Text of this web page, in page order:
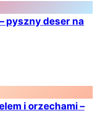
pyszny deser na
i orzechami –